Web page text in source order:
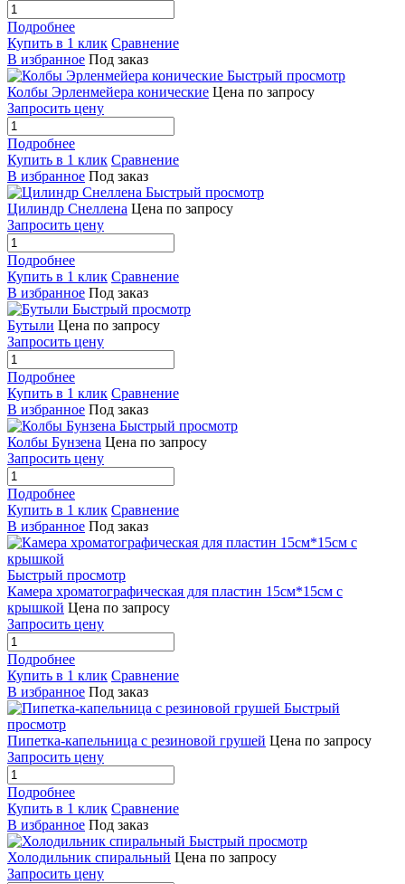
Подробнее
Купить в 1 клик Сравнение
В избранное Под заказ
Быстрый просмотр
Колбы Эрленмейера конические Цена по запросу
Запросить цену
Подробнее
Купить в 1 клик Сравнение
В избранное Под заказ
Быстрый просмотр
Цилиндр Снеллена Цена по запросу
Запросить цену
Подробнее
Купить в 1 клик Сравнение
В избранное Под заказ
Быстрый просмотр
Бутыли Цена по запросу
Запросить цену
Подробнее
Купить в 1 клик Сравнение
В избранное Под заказ
Быстрый просмотр
Колбы Бунзена Цена по запросу
Запросить цену
Подробнее
Купить в 1 клик Сравнение
В избранное Под заказ
Быстрый просмотр
Камера хроматографическая для пластин 15см*15см с
крышкой Цена по запросу
Запросить цену
Подробнее
Купить в 1 клик Сравнение
В избранное Под заказ
Быстрый
просмотр
Пипетка-капельница с резиновой грушей Цена по запросу
Запросить цену
Подробнее
Купить в 1 клик Сравнение
В избранное Под заказ
Быстрый просмотр
Холодильник спиральный Цена по запросу
Запросить цену